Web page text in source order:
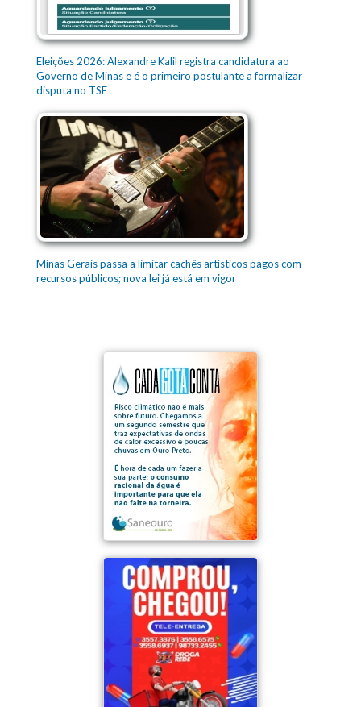
Eleições 2026: Alexandre Kalil registra candidatura ao
Governo de Minas e é o primeiro postulante a formalizar
disputa no TSE
Minas Gerais passa a limitar cachês artísticos pagos com
recursos públicos; nova lei já está em vigor